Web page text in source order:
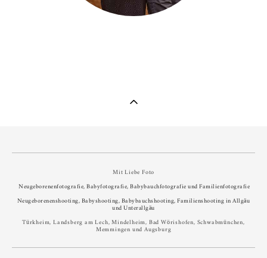
Mit Liebe Foto
Neugeborenenfotografie, Babyfotografie, Babybauchfotografie und Familienfotografie
Neugeborenenshooting, Babyshooting, Babybauchshooting, Familienshooting in Allgäu
und Unterallgäu
Türkheim, Landsberg am Lech, Mindelheim, Bad Wörishofen, Schwabmünchen,
Memmingen und Augsburg